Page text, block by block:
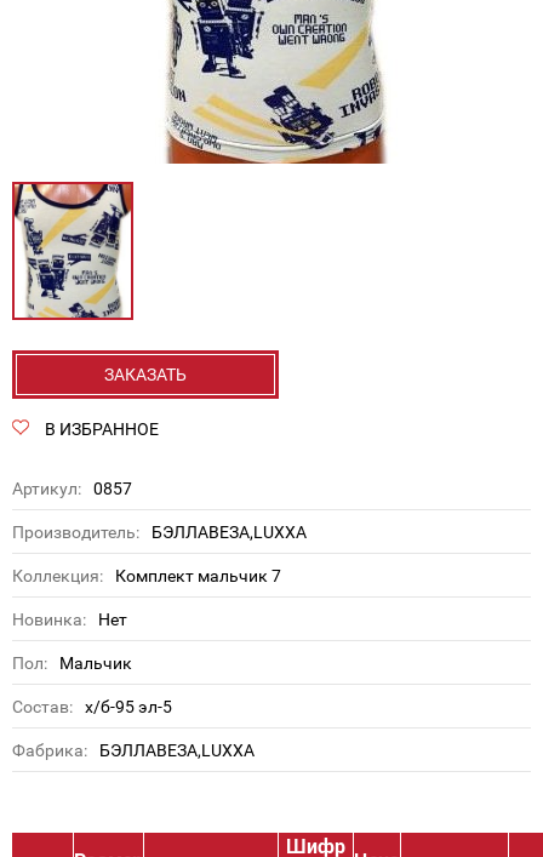
ЗАКАЗАТЬ
В ИЗБРАННОЕ
Артикул: 0857
Производитель: БЭЛЛАВЕЗА,LUXXA
Коллекция: Комплект мальчик 7
Новинка: Нет
Пол: Мальчик
Состав: х/б-95 эл-5
Фабрика: БЭЛЛАВЕЗА,LUXXA
Шифр